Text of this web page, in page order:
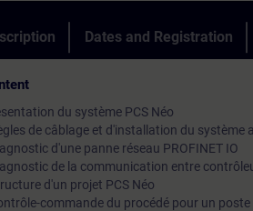
Dates and Registration
du système PCS Néo
de câblage et d'installation du système
d'une panne réseau PROFINET IO
de la communication entre
d'un projet PCS Néo
commande du procédé pour un